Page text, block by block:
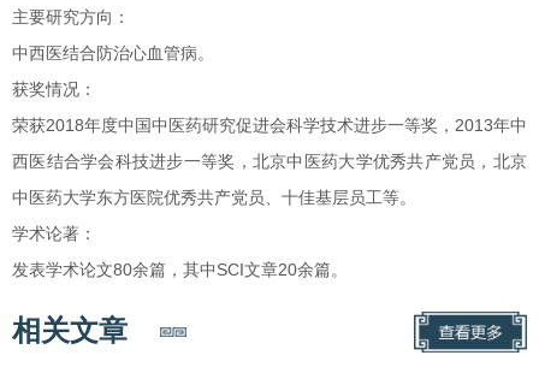
主要研究方向：
中西医结合防治心血管病。
获奖情况：
荣获2018年度中国中医药研究促进会科学技术进步一等奖，2013年中
西医结合学会科技进步一等奖，北京中医药大学优秀共产党员，北京
中医药大学东方医院优秀共产党员、十佳基层员工等。
学术论著：
发表学术论文80余篇，其中SCI文章20余篇。
相关文章